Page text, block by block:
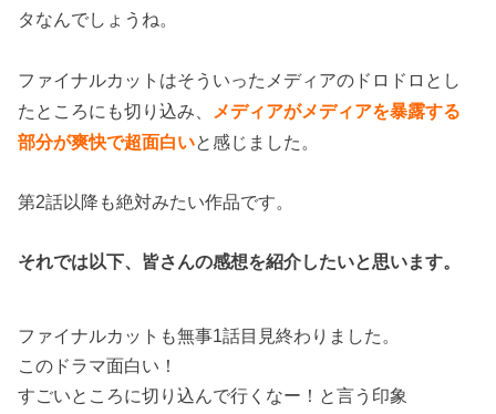
タなんでしょうね。
ファイナルカットはそういったメディアのドロドロとし
たところにも切り込み、
メディアがメディアを暴露する
部分が爽快で超面白いと感じました。
第2話以降も絶対みたい作品です。
それでは以下、皆さんの感想を紹介したいと思います。
ファイナルカットも無事1話目見終わりました。
このドラマ面白い！
すごいところに切り込んで行くなー！と言う印象